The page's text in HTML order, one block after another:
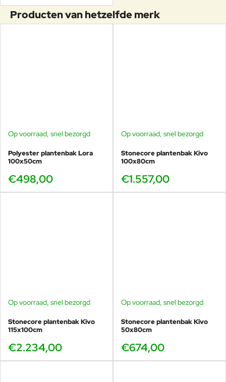
Producten van hetzelfde merk
Op voorraad, snel bezorgd
Polyester plantenbak Lora
100x50cm
€498,00
Op voorraad, snel bezorgd
Stonecore plantenbak Kivo
100x80cm
€1.557,00
Op voorraad, snel bezorgd
Stonecore plantenbak Kivo
115x100cm
€2.234,00
Op voorraad, snel bezorgd
Stonecore plantenbak Kivo
50x80cm
€674,00